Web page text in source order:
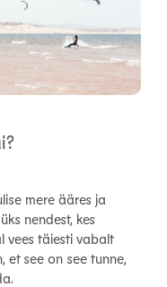
mere ääres ja
nendest, kes
vees täiesti vabalt
et see on see tunne,